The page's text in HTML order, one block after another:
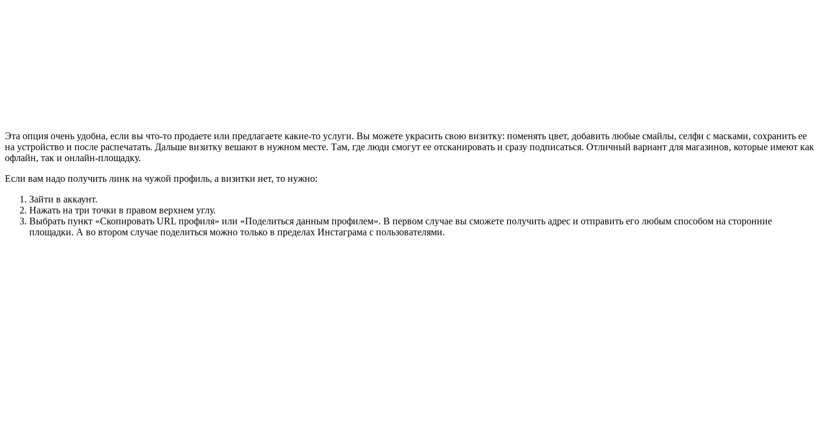
Эта опция очень удобна, если вы что-то продаете или предлагаете какие-то услуги. Вы можете украсить свою визитку: поменять цвет, добавить любые смайлы, селфи с масками, сохранить ее
на устройство и после распечатать. Дальше визитку вешают в нужном месте. Там, где люди смогут ее отсканировать и сразу подписаться. Отличный вариант для магазинов, которые имеют как
офлайн, так и онлайн-площадку.
Если вам надо получить линк на чужой профиль, а визитки нет, то нужно:
Зайти в аккаунт.
Нажать на три точки в правом верхнем углу.
Выбрать пункт «Скопировать URL профиля» или «Поделиться данным профилем». В первом случае вы сможете получить адрес и отправить его любым способом на сторонние
площадки. А во втором случае поделиться можно только в пределах Инстаграма с пользователями.